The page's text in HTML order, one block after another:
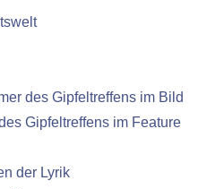
des Gipfeltreffens im Bild
Gipfeltreffens im Feature
der Lyrik